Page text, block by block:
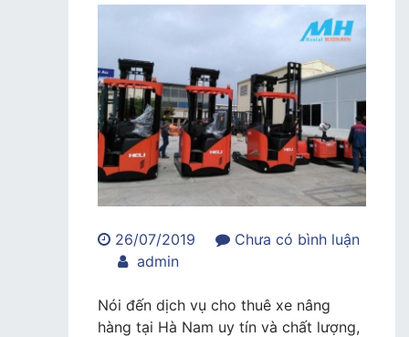
26/07/2019
Chưa có bình luận
trong
vị
cho
admin
Nói đến dịch vụ cho thuê xe nâng
hàng tại Hà Nam uy tín và chất lượng,